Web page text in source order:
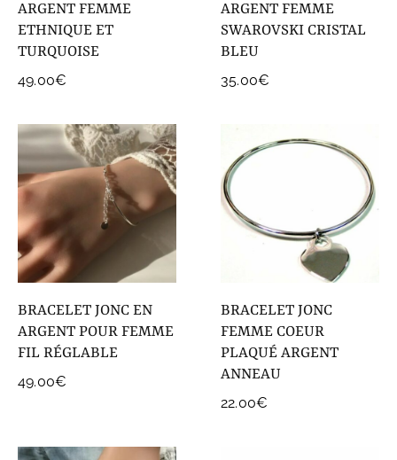
ARGENT FEMME
ETHNIQUE ET
TURQUOISE
49.00€
ARGENT FEMME
SWAROVSKI CRISTAL
BLEU
35.00€
BRACELET JONC EN
ARGENT POUR FEMME
FIL RÉGLABLE
49.00€
BRACELET JONC
FEMME COEUR
PLAQUÉ ARGENT
ANNEAU
22.00€